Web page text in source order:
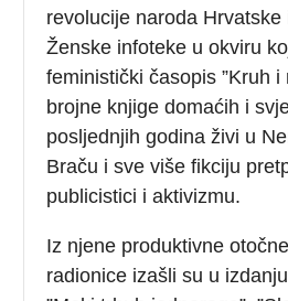
revolucije naroda Hrvatske
Ženske infoteke u okviru
feministički časopis ”Kruh i
brojne knjige domaćih i
posljednjih godina živi u
Braču i sve više fikciju
publicistici i aktivizmu.
Iz njene produktivne
radionice izašli su u